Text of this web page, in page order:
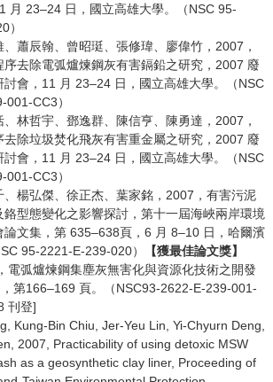
月 23–24 日，國立高雄大學。（NSC 95-
）
、蕭辰翰、曾昭珽、張修瑋、廖偉竹，2007，
序去除電弧爐煉鋼灰有害鎘鉛之研究，2007 廢
討會，11 月 23–24 日，國立高雄大學。（NSC
CC3）
、林哲宇、鄧逸群、陳信亨、陳勇達，2007，
去除垃圾焚化飛灰有害重金屬之研究，2007 廢
討會，11 月 23–24 日，國立高雄大學。（NSC
CC3）
、楊弘傑、徐正杰、葉家銘，2007，有害污泥
鉻型態變化之影響探討，第十一屆海峽兩岸環境
論文集，第 635–638頁，6 月 8–10 日，哈爾濱
95-2221-E-239-020）
【獲最佳論文獎】
電弧爐煉鋼集塵灰無害化與資源化技術之開發
第166–169 頁。（NSC93-2622-E-239-001-
刊登]
, Kung-Bin Chiu, Jer-Yeu Lin, Yi-Chyurn Deng,
2007, Practicability of using detoxic MSW
as a geosynthetic clay liner, Proceeding of